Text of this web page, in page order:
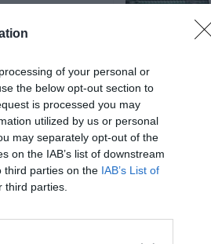
of your personal or
the below opt-out section to
is processed you may
utilized by us or personal
may separately opt-out of the
on the IAB’s list of downstream
third parties on the IAB’s List of
parties.
ειδικά
σε
rapid
στην
κατά